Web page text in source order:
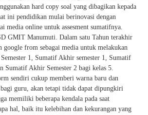
hard copy soal yang dibagikan kepada
ini pendidikan mulai berinovasi dengan
media online untuk assesment sumatifnya.
GMIT Manumuti. Dalam satu Tahun terakhir
google from sebagai media untuk melakukan
1, Sumatif Akhir semester 1, Sumatif
Sumatif Akhir Semester 2 bagi kelas 5.
sendiri cukup memberi warna baru dan
guru, akan tetapi tidak dapat dipungkiri
memiliki beberapa kendala pada saat
hal, baik itu kelebihan dan kekurangan yang